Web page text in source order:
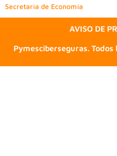
Secretaría de Economía
AVISO DE
Pymesciberseguras.